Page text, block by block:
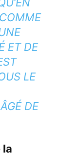
ET DE
LE
DE
la